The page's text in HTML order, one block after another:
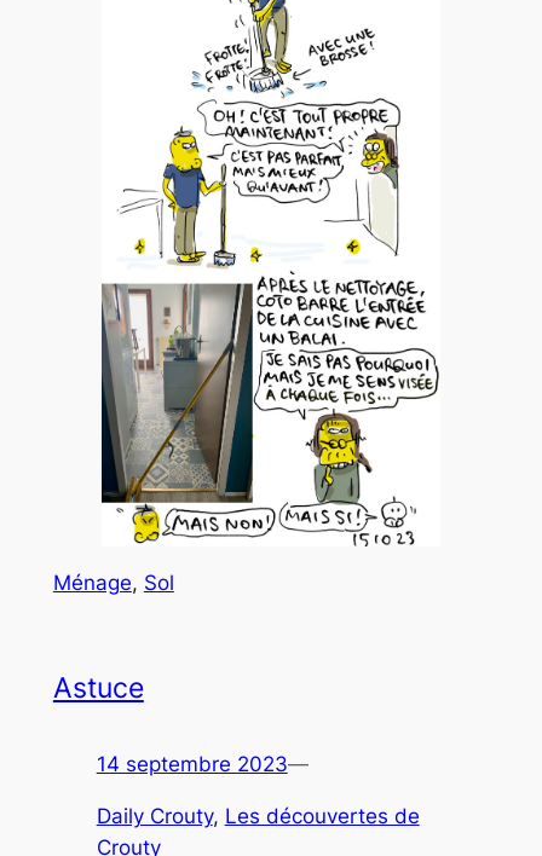
Ménage, Sol
Astuce
14 septembre 2023—
Daily Crouty, Les découvertes de
Crouty